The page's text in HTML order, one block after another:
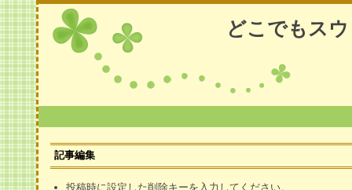
どこでもス
記事編集
投稿時に設定した削除キーを入力してください。